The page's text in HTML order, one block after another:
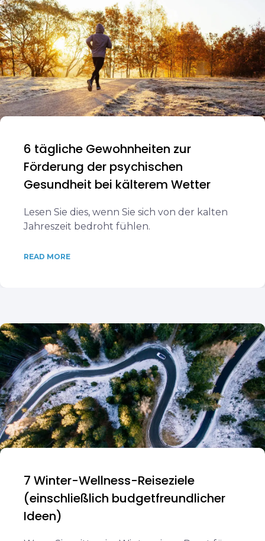
6 tägliche Gewohnheiten zur
Förderung der psychischen
Gesundheit bei kälterem Wetter
Lesen Sie dies, wenn Sie sich von der kalten
Jahreszeit bedroht fühlen.
READ MORE
7 Winter-Wellness-Reiseziele
(einschließlich budgetfreundlicher
Ideen)